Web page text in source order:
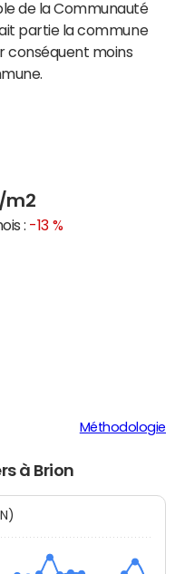
de la Communauté
partie la commune
conséquent moins
: -13 %
Méthodologie
à Brion